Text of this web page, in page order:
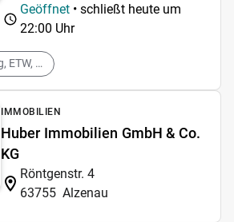
Geöffnet • schließt heute um
22:00 Uhr
Haus, Wohnung, ETW, Makler, Immobilienmakler, Bewertung, Verkauf, Optimierung, Mehrwert
IMMOBILIEN
Huber Immobilien GmbH & Co.
KG
Röntgenstr. 4
63755 Alzenau